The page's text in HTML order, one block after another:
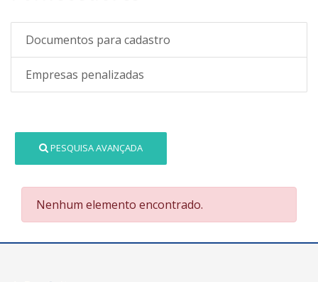
Documentos para cadastro
Empresas penalizadas
PESQUISA AVANÇADA
Nenhum elemento encontrado.